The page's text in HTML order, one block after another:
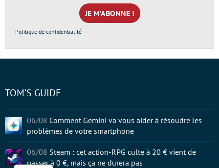
mail
*
Politique de confidentialité
TOM'S GUIDE
06/08 Comment Gemini va vous aider à résoudre les
problèmes de votre smartphone
06/08 Steam : cet action-RPG culte à 20 € vient de
passer à 0 €, mais ça ne durera pas